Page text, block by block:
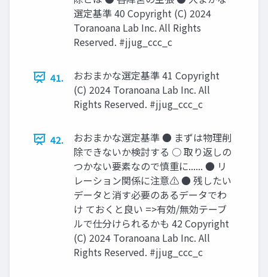
選定基準 40 Copyright (C) 2024
Toranoana Lab Inc. All Rights
Reserved. #jjug_ccc_c
41.
おおまかな選定基準 41 Copyright
(C) 2024 Toranoana Lab Inc. All
Rights Reserved. #jjug_ccc_c
42.
おおまかな選定基準 ● まずは物理削
除できないか検討する ○ 取り返しの
つかない要素なので慎重に...... ● リ
レーション関係に注意⚠ ● 残したい
データと消す必要のあるデータでわ
け ておくと良い =>有効/無効テーブ
ルで仕分けられるかも 42 Copyright
(C) 2024 Toranoana Lab Inc. All
Rights Reserved. #jjug_ccc_c